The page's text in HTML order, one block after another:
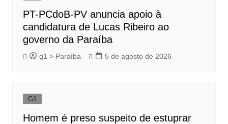
PT-PCdoB-PV anuncia apoio à
candidatura de Lucas Ribeiro ao
governo da Paraíba
g1 > Paraíba 5 de agosto de 2026
G1
Homem é preso suspeito de estuprar